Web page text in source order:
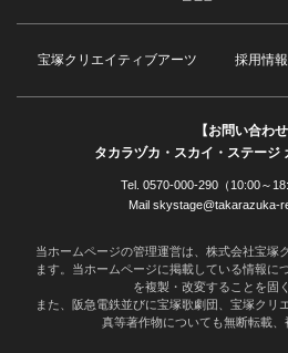
宝塚クリエイティブアーツ 採用情報
【お問い合わせ
タカラヅカ・スカイ・ステージ
Tel. 0570-000-290（10:00～
Mail skystage@takarazuka-
当ホームページの管理運営は、株式会社宝塚
ます。当ホームページに掲載している情報に
を複製・改変することを固
また、阪急電鉄並びに宝塚歌劇団、宝塚クリ
真等著作物についても無断転載、